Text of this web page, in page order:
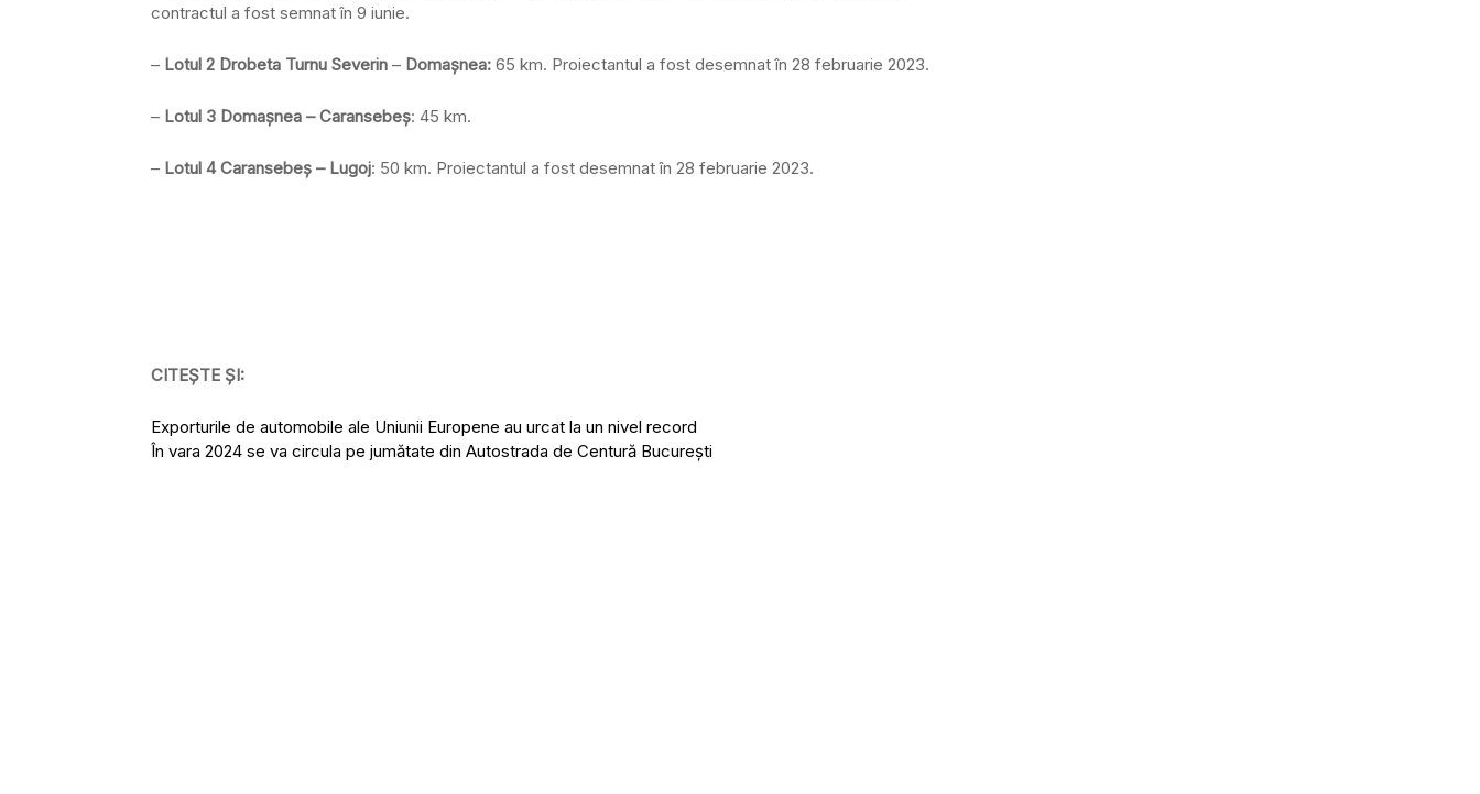
contractul a fost semnat în 9 iunie.
– Lotul 2 Drobeta Turnu Severin – Domașnea: 65 km. Proiectantul a fost desemnat în 28 februarie 2023.
– Lotul 3 Domașnea – Caransebeș: 45 km.
– Lotul 4 Caransebeș – Lugoj: 50 km. Proiectantul a fost desemnat în 28 februarie 2023.
CITEȘTE ȘI:
Exporturile de automobile ale Uniunii Europene au urcat la un nivel record
În vara 2024 se va circula pe jumătate din Autostrada de Centură București